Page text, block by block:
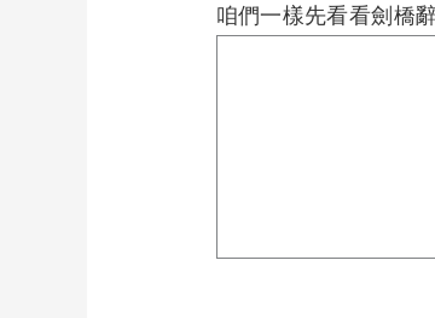
咱們一樣先看看劍橋